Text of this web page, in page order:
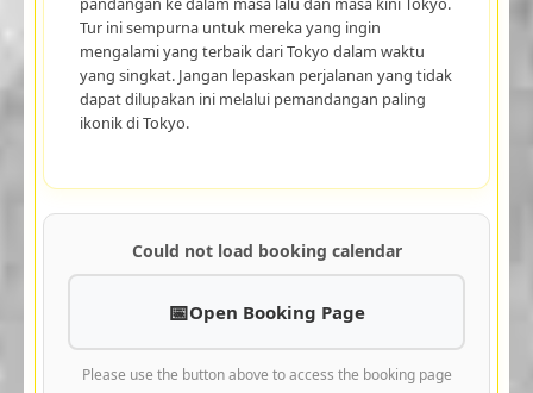
Tur ini sempurna untuk mereka yang ingin
mengalami yang terbaik dari Tokyo dalam waktu
yang singkat. Jangan lepaskan perjalanan yang tidak
dapat dilupakan ini melalui pemandangan paling
ikonik di Tokyo.
Could not load booking calendar
Open Booking Page
Please use the button above to access the booking page